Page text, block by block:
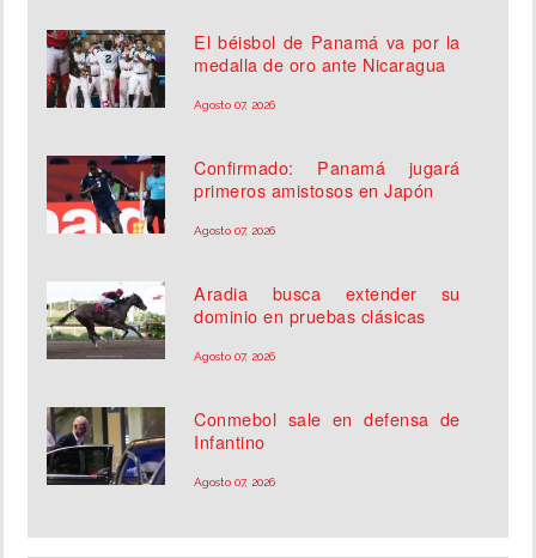
El béisbol de Panamá va por la
medalla de oro ante Nicaragua
Agosto 07, 2026
Confirmado: Panamá jugará
primeros amistosos en Japón
Agosto 07, 2026
Aradia busca extender su
dominio en pruebas clásicas
Agosto 07, 2026
Conmebol sale en defensa de
Infantino
Agosto 07, 2026